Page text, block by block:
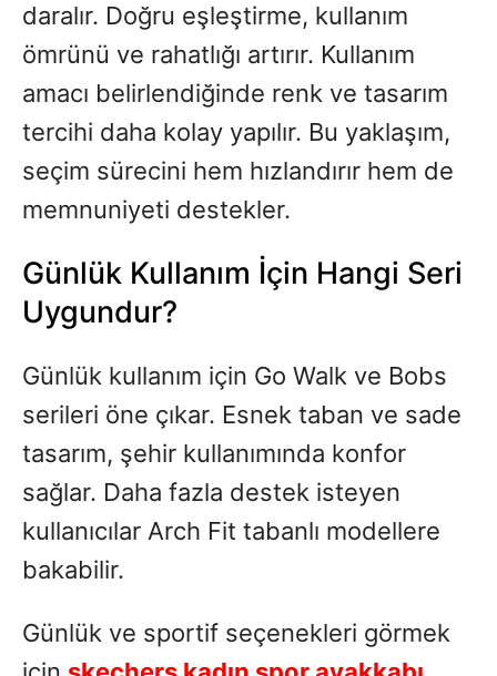
daralır. Doğru eşleştirme, kullanım
ömrünü ve rahatlığı artırır. Kullanım
amacı belirlendiğinde renk ve tasarım
tercihi daha kolay yapılır. Bu yaklaşım,
seçim sürecini hem hızlandırır hem de
memnuniyeti destekler.
Günlük Kullanım İçin Hangi Seri
Uygundur?
Günlük kullanım için Go Walk ve Bobs
serileri öne çıkar. Esnek taban ve sade
tasarım, şehir kullanımında konfor
sağlar. Daha fazla destek isteyen
kullanıcılar Arch Fit tabanlı modellere
bakabilir.
Günlük ve sportif seçenekleri görmek